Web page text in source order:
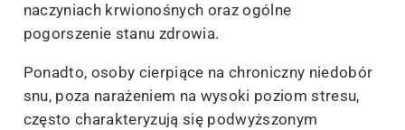
naczyniach krwionośnych oraz ogólne
pogorszenie stanu zdrowia.
Ponadto, osoby cierpiące na chroniczny niedobór
snu, poza narażeniem na wysoki poziom stresu,
często charakteryzują się podwyższonym